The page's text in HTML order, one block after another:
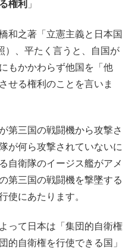
権利 」
和之著「立憲主義と日本国
）、平たく言うと、自国が
もかかわらず他国を「他
せる権利のことを言いま
第三国の戦闘機から攻撃さ
が何ら攻撃されていないに
自衛隊のイージス艦がアメ
第三国の戦闘機を撃墜する
使にあたります。
って日本は「集団的自衛権
的自衛権を行使できる国」